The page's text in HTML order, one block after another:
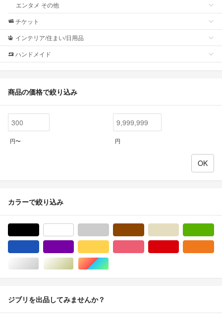
エンタメ その他
チケット
インテリア/住まい/日用品
ハンドメイド
商品の価格で絞り込み
円〜 円
カラーで絞り込み
シルバー/銀色系ゴールド/金色系マルチカラー
ジブリを出品してみませんか？